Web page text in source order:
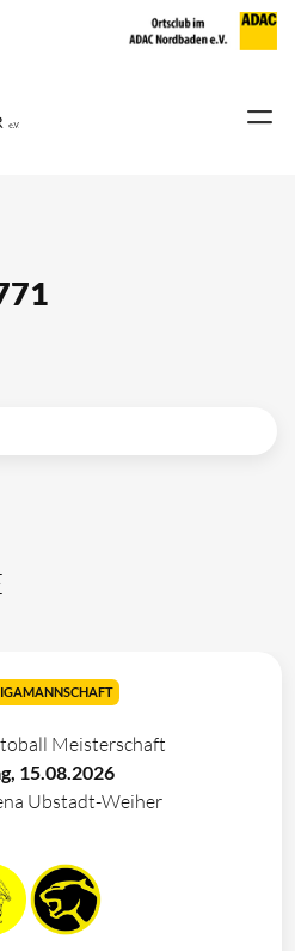
Meisterschaft
15.08.2026
Ubstadt-Weiher